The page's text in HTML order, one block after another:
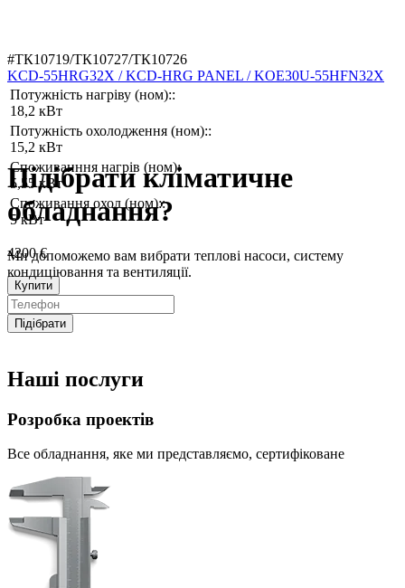
#ТК10719/ТК10727/ТК10726
KCD-55HRG32X / KCD-HRG PANEL / KOE30U-55HFN32X
Потужність нагріву (ном)::
18,2 кВт
Потужність охолодження (ном)::
15,2 кВт
Споживанння нагрів (ном):
5,55 кВт
Споживання охол (ном)::
5 кВт
4200 €
Купити
Підібрати кліматичне
обладнання?
Ми допоможемо вам вибрати теплові насоси, систему
кондиціювання та вентиляції.
Підібрати
Наші послуги
Розробка проектів
Все обладнання, яке ми представляємо, сертифіковане